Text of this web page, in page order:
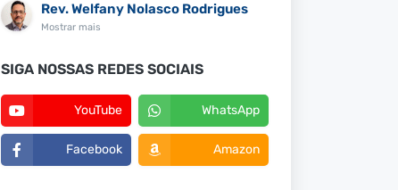
Rev. Welfany Nolasco Rodrigues
Mostrar mais
SIGA NOSSAS REDES SOCIAIS
YouTube WhatsApp
Facebook Amazon